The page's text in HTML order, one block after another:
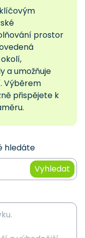
prostor
a umožňuje
Výběrem
přispějete k
hledáte
Vyhledat